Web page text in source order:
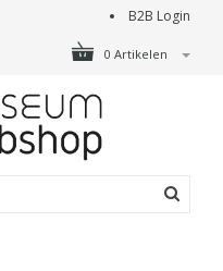
B2B Login
0 Artikelen